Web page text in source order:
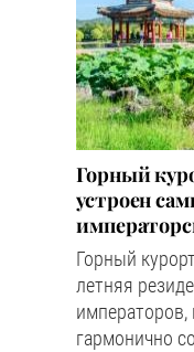
Горный
устроен
Горный
летняя
императоров,
гармонично